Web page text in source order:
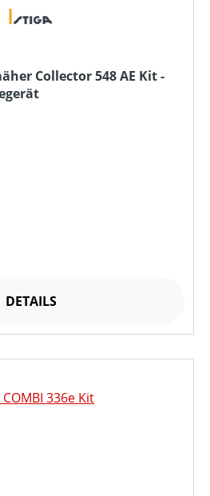
Collector 548 AE Kit -
DETAILS